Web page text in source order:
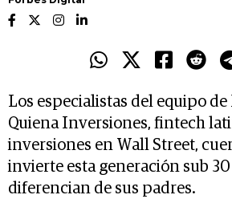
Los especialistas del equipo de
Quiena Inversiones, fintech
inversiones en Wall Street,
invierte esta generación sub 30
diferencian de sus padres.